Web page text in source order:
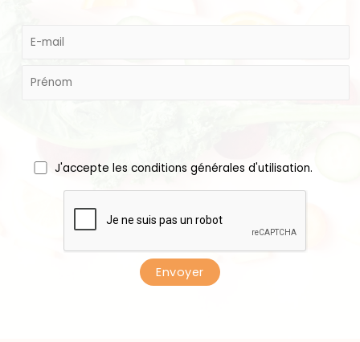
J'accepte les conditions générales d'utilisation.